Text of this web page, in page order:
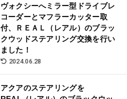
ヴォクシーへミラー型ドライブレ
コーダーとマフラーカッター取
付、ＲＥＡＬ（レアル）のブラッ
クウッドステアリング交換を行い
ました！
2024.06.28
アクアのステアリングを